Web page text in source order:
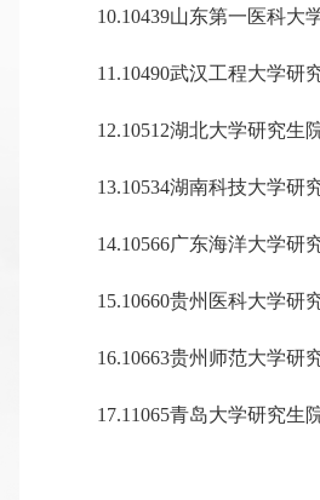
10.10439山东第一医科大
11.10490武汉工程大学研
12.10512湖北大学研究生
13.10534湖南科技大学研
14.10566广东海洋大学研
15.10660贵州医科大学研
16.10663贵州师范大学研
17.11065青岛大学研究生